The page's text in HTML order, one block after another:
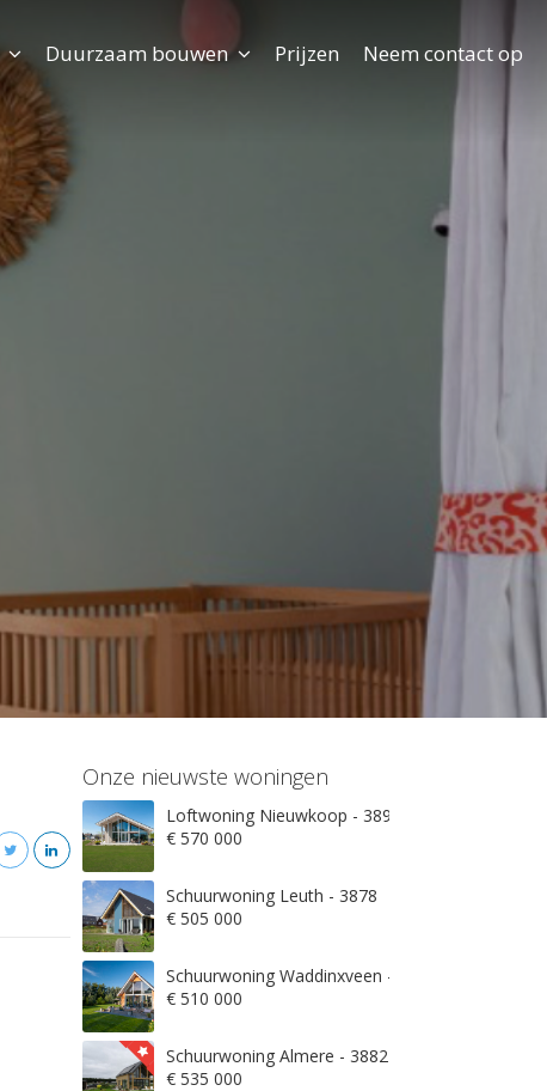
Duurzaam bouwen Prijzen Neem contact op
Onze nieuwste woningen
Loftwoning Nieuwkoop - 3897
€ 570 000
Schuurwoning Leuth - 3878
€ 505 000
Schuurwoning Waddinxveen - 3845
€ 510 000
Schuurwoning Almere - 3882
€ 535 000